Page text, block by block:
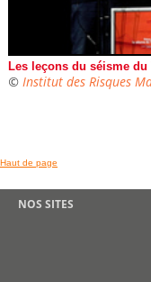
Les leçons du séisme du
© Institut des Risques
Haut de page
NOS SITES